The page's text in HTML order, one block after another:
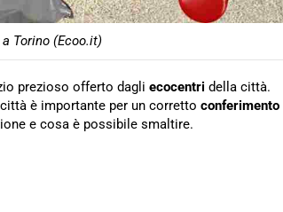
Torino (Ecoo.it)
prezioso offerto dagli ecocentri della città.
è importante per un corretto conferimento
e cosa è possibile smaltire.